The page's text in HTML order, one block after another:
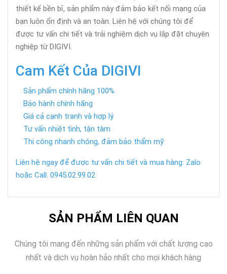
thiết kế bền bỉ, sản phẩm này đảm bảo kết nối mạng của
bạn luôn ổn định và an toàn. Liên hệ với chúng tôi để
được tư vấn chi tiết và trải nghiệm dịch vụ lắp đặt chuyên
nghiệp từ DIGIVI.
Cam Kết Của DIGIVI
Sản phẩm chính hãng 100%
Bảo hành chính hãng
Giá cả cạnh tranh và hợp lý
Tư vấn nhiệt tình, tận tâm
Thi công nhanh chóng, đảm bảo thẩm mỹ
Liên hệ ngay để được tư vấn chi tiết và mua hàng: Zalo
hoặc Call: 0945.02.99.02
SẢN PHẨM LIÊN QUAN
Chúng tôi mang đến những sản phẩm với chất lượng cao
nhất và dịch vụ hoàn hảo nhất cho mọi khách hàng